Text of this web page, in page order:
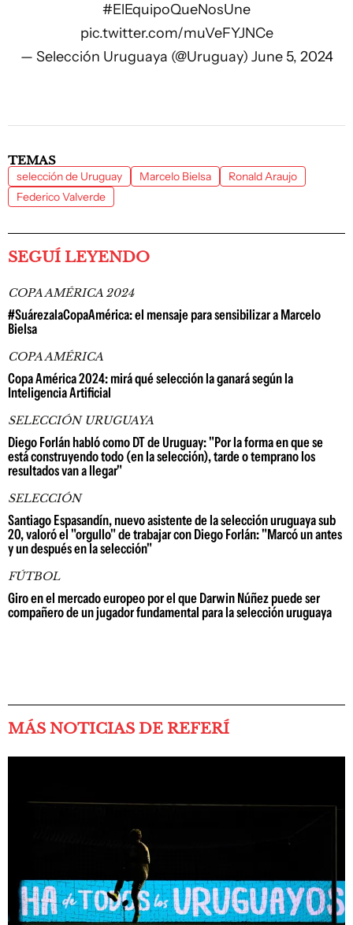
#ElEquipoQueNosUne
pic.twitter.com/muVeFYJNCe
— Selección Uruguaya (@Uruguay) June 5, 2024
TEMAS
selección de Uruguay Marcelo Bielsa
Ronald Araujo
Federico Valverde
SEGUÍ LEYENDO
COPA AMÉRICA 2024
#SuárezalaCopaAmérica: el mensaje para sensibilizar a Marcelo
Bielsa
COPA AMÉRICA
Copa América 2024: mirá qué selección la ganará según la
Inteligencia Artificial
SELECCIÓN URUGUAYA
Diego Forlán habló como DT de Uruguay: "Por la forma en que se
está construyendo todo (en la selección), tarde o temprano los
resultados van a llegar"
SELECCIÓN
Santiago Espasandín, nuevo asistente de la selección uruguaya sub
20, valoró el "orgullo" de trabajar con Diego Forlán: "Marcó un antes
y un después en la selección"
FÚTBOL
Giro en el mercado europeo por el que Darwin Núñez puede ser
compañero de un jugador fundamental para la selección uruguaya
MÁS NOTICIAS DE REFERÍ